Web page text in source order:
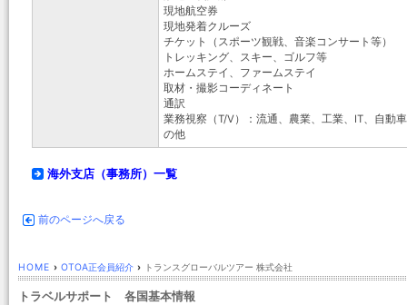
現地航空券
現地発着クルーズ
チケット（スポーツ観戦、音楽コンサート等）
トレッキング、スキー、ゴルフ等
ホームステイ、ファームステイ
取材・撮影コーディネート
通訳
業務視察（T/V）：流通、農業、工業、IT、自動
の他
海外支店（事務所）一覧
前のページへ戻る
HOME › OTOA正会員紹介 › トランスグローバルツアー 株式会社
トラベルサポート 各国基本情報